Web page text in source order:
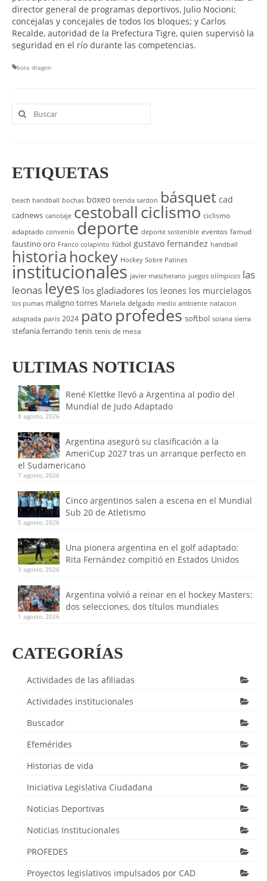
director general de programas deportivos, Julio Nocioni;
concejalas y concejales de todos los bloques; y Carlos
Recalde, autoridad de la Prefectura Tigre, quien supervisó la
seguridad en el río durante las competencias.
bote dragon
Buscar
por:
ETIQUETAS
beach handball bochas boxeo brenda sardon básquet cad
cadnews canotaje cestoballciclismo ciclismo
adaptado convenio deporte deporte sostenible eventos famud
faustino oro Franco colapinto fútbol gustavo fernandez handball
historia hockey Hockey Sobre Patines
institucionales javier mascherano juegos olímpicos las
leonas leyes los gladiadores los leones los murcielagos
los pumas maligno torres Mariela delgado medio ambiente natacion
adaptada paris 2024 pato profedes softbol solana sierra
stefania ferrando tenis tenis de mesa
ULTIMAS NOTICIAS
René Klettke llevó a Argentina al podio del
Mundial de Judo Adaptado
8 agosto, 2026
Argentina aseguró su clasificación a la
AmeriCup 2027 tras un arranque perfecto en
el Sudamericano
7 agosto, 2026
Cinco argentinos salen a escena en el Mundial
Sub 20 de Atletismo
5 agosto, 2026
Una pionera argentina en el golf adaptado:
Rita Fernández compitió en Estados Unidos
3 agosto, 2026
Argentina volvió a reinar en el hockey Masters:
dos selecciones, dos títulos mundiales
1 agosto, 2026
CATEGORÍAS
Actividades de las afiliadas
Actividades institucionales
Buscador
Efemérides
Historias de vida
Iniciativa Legislativa Ciudadana
Noticias Deportivas
Noticias Institucionales
PROFEDES
Proyectos legislativos impulsados por CAD